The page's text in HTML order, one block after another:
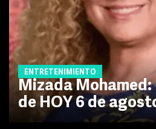
ENTRETENIMIENTO
Mizada
de HOY 6 de